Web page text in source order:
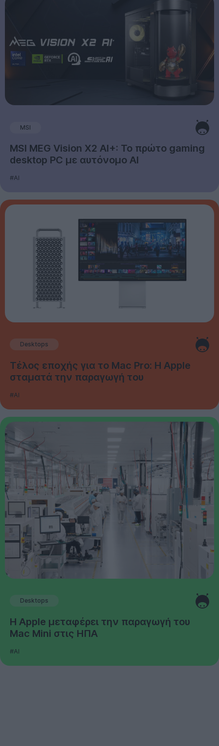
MSI
MSI MEG Vision X2 AI+: Το πρώτο gaming
desktop PC με αυτόνομο AI
#AI
Desktops
Τέλος εποχής για το Mac Pro: Η Apple
σταματά την παραγωγή του
#AI
Desktops
Η Apple μεταφέρει την παραγωγή του
Mac Mini στις ΗΠΑ
#AI